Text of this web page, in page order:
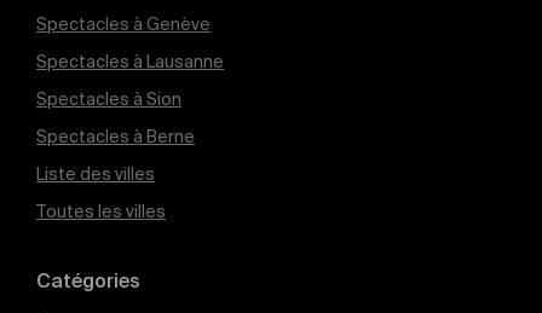
Spectacles à Genève
Spectacles à Lausanne
Spectacles à Sion
Spectacles à Berne
Liste des villes
Toutes les villes
Catégories